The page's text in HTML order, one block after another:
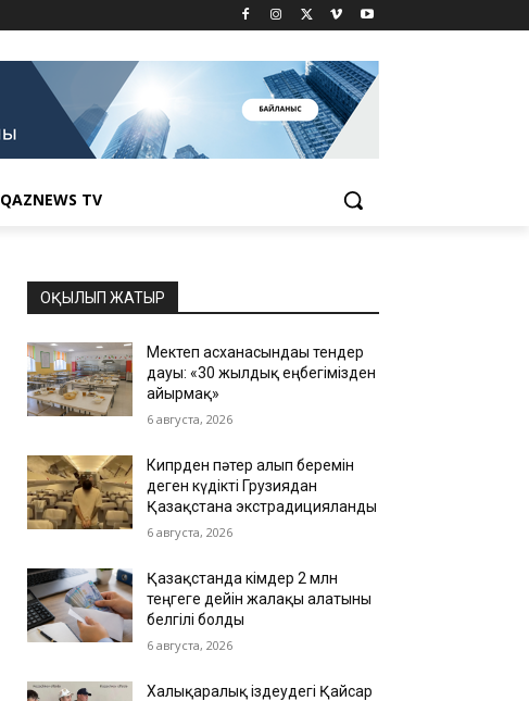
QAZNEWS TV
ОҚЫЛЫП ЖАТЫР
Мектеп асханасындағы тендер
дауы: «30 жылдық еңбегімізден
айырмақ»
6 августа, 2026
Кипрден пәтер алып беремін
деген күдікті Грузиядан
Қазақстанға экстрадицияланды
6 августа, 2026
Қазақстанда кімдер 2 млн
теңгеге дейін жалақы алатыны
белгілі болды
6 августа, 2026
Халықаралық іздеудегі Қайсар